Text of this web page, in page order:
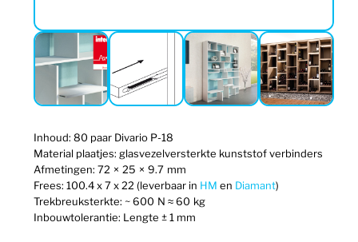
Inhoud: 80 paar Divario P-18
Material plaatjes: glasvezelversterkte kunststof verbinders
Afmetingen: 72 × 25 × 9.7 mm
Frees: 100.4 x 7 x 22 (leverbaar in HM en Diamant)
Trekbreuksterkte: ~ 600 N ≈ 60 kg
Inbouwtolerantie: Lengte ± 1 mm